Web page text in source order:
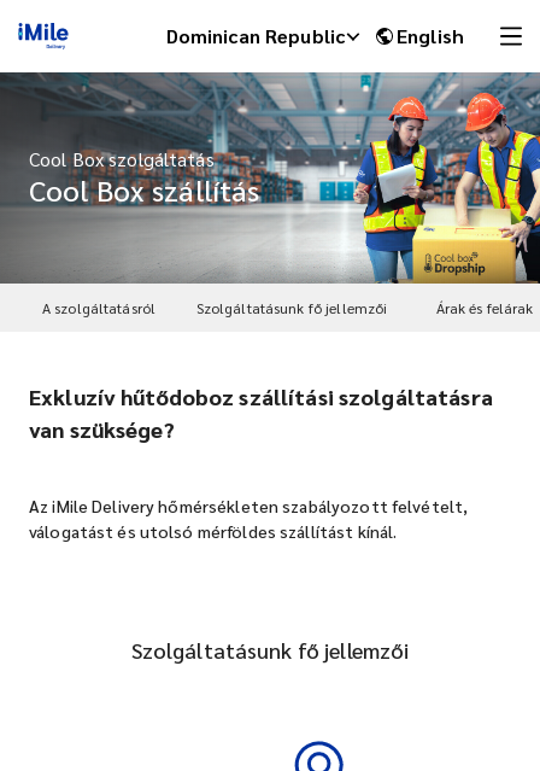
Dominican Republic English
Cool Box szolgáltatás
Cool Box szállítás
A szolgáltatásról Szolgáltatásunk fő jellemzői Árak és felárak
Exkluzív hűtődoboz szállítási szolgáltatásra
van szüksége?
Az iMile Delivery hőmérsékleten szabályozott felvételt,
válogatást és utolsó mérföldes szállítást kínál.
Szolgáltatásunk fő jellemzői
iMile Chat